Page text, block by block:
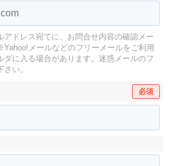
ドレス宛てに、お問合せ内容の確認メー
メールなどのフリーメールをご利用
に入る場合があります。 迷惑メールのフ
い。
必須